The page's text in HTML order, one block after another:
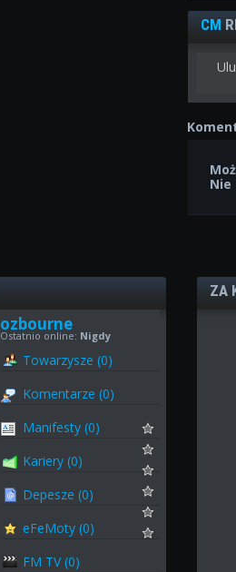
CM
ozbourne
Ostatnio online: Nigdy
Towarzysze (0)
Komentarze (0)
Manifesty (0)
Kariery (0)
Depesze (0)
eFeMoty (0)
FM TV (0)
ZA